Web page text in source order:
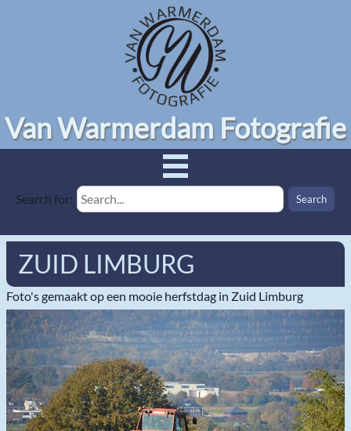
ZUID LIMBURG
Foto's gemaakt op een mooie herfstdag in Zuid Limburg
Van Warmerdam Fotografie
Search for: